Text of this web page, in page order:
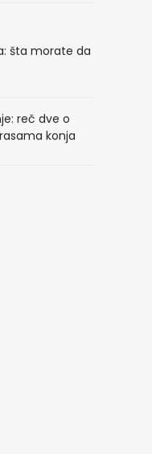
šta morate da
reč dve o
konja